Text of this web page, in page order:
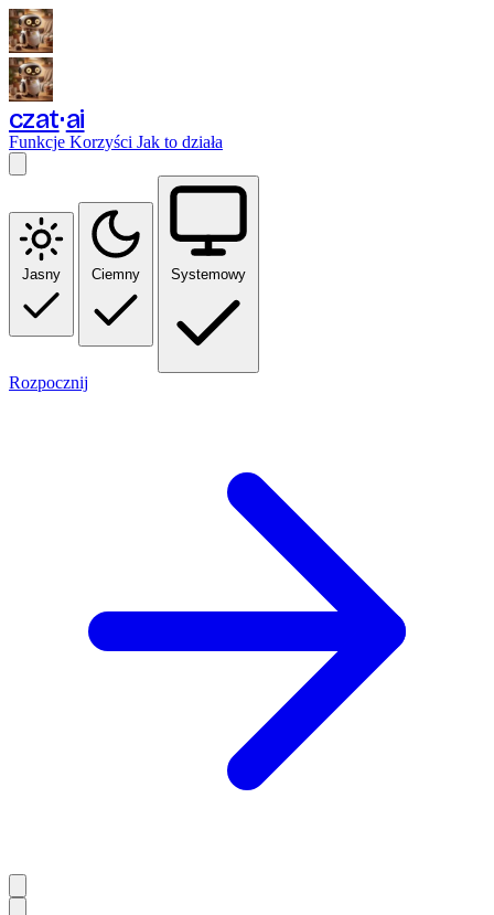
czat ai
Funkcje Korzyści Jak to działa
Jasny Ciemny Systemowy
Rozpocznij